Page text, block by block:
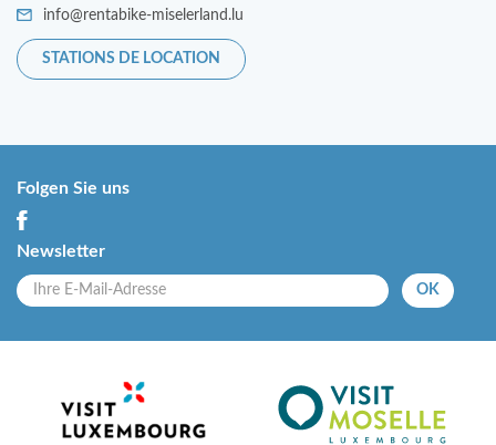
info@rentabike-miselerland.lu
STATIONS DE LOCATION
Folgen Sie uns
Newsletter
OK